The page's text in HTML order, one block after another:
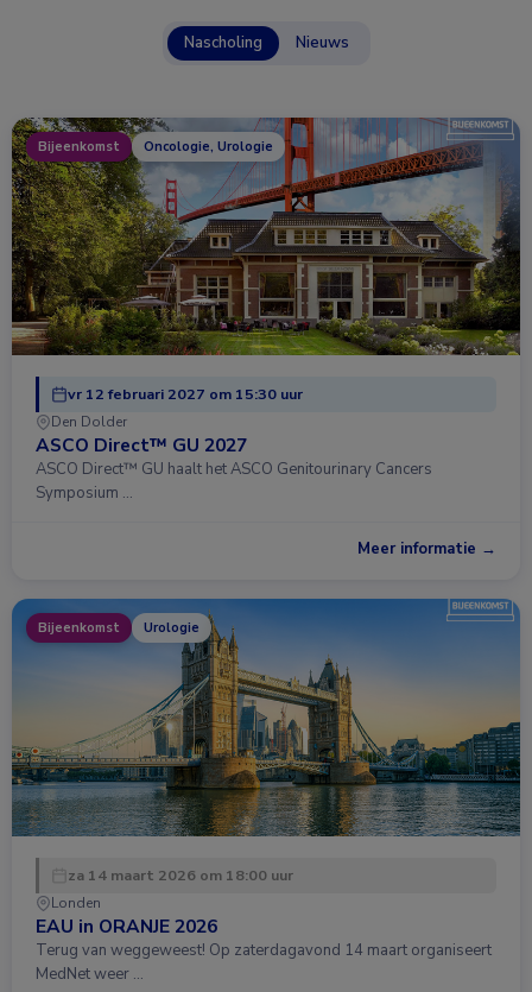
Nascholing Nieuws
Bijeenkomst Oncologie, Urologie
vr 12 februari 2027 om 15:30 uur
Den Dolder
ASCO Direct™ GU 2027
ASCO Direct™ GU haalt het ASCO Genitourinary Cancers
Symposium …
Meer informatie →
Bijeenkomst Urologie
za 14 maart 2026 om 18:00 uur
Londen
EAU in ORANJE 2026
Terug van weggeweest! Op zaterdagavond 14 maart organiseert
MedNet weer …